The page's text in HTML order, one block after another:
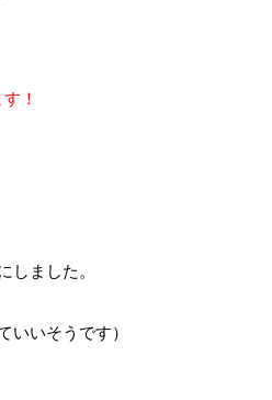
！
しました。
いいそうです）